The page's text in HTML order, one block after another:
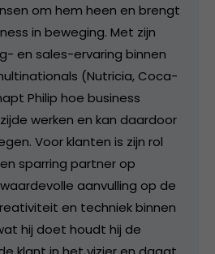
om hem heen en brengt
in beweging. Met zijn
en sales-ervaring binnen
(Nutricia, Coca-
Philip hoe business
werken en kan daardoor
Voor klanten is zijn rol
sparring partner op
aanvulling op de
en techniek binnen
hij doet houdt hij de